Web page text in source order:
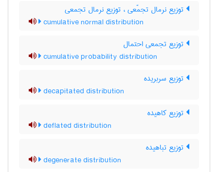
توزیع نرمال تجمّعی ، توزیع نرمال تجمعی
cumulative normal distribution
توزیع تجمعی احتمال
cumulative probability distribution
توزیع سربریده
decapitated distribution
توزیع کاهیده
deflated distribution
توزیع تباهیده
degenerate distribution